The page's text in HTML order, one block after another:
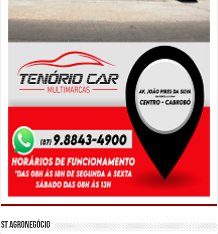
ST Agronegócio